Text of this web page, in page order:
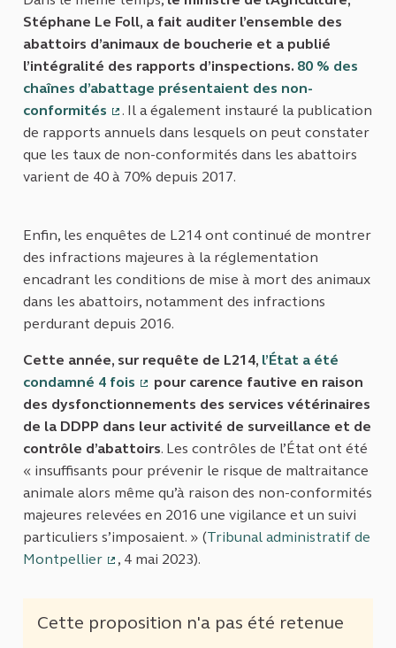
Stéphane Le Foll, a fait auditer l’ensemble des
abattoirs d’animaux de boucherie et a publié
l’intégralité des rapports d’inspections. 80 % des
chaînes d’abattage présentaient des non-
conformités
(Lien externe)
. Il a également instauré la publication
de rapports annuels dans lesquels on peut constater
que les taux de non-conformités dans les abattoirs
varient de 40 à 70% depuis 2017.
Enfin, les enquêtes de L214 ont continué de montrer
des infractions majeures à la réglementation
encadrant les conditions de mise à mort des animaux
dans les abattoirs, notamment des infractions
perdurant depuis 2016.
Cette année, sur requête de L214, l’État a été
condamné 4 fois
(Lien externe)
pour carence fautive en raison
des dysfonctionnements des services vétérinaires
de la DDPP dans leur activité de surveillance et de
contrôle d’abattoirs. Les contrôles de l’État ont été
« insuffisants pour prévenir le risque de maltraitance
animale alors même qu’à raison des non-conformités
majeures relevées en 2016 une vigilance et un suivi
particuliers s’imposaient. » (Tribunal administratif de
Montpellier
, 4 mai 2023).
Cette proposition n'a pas été retenue